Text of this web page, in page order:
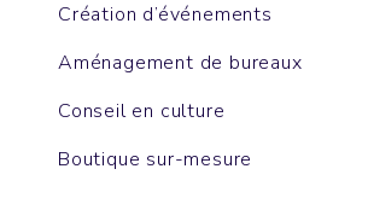
Création d’événements
Aménagement de bureaux
Conseil en culture
Boutique sur-mesure